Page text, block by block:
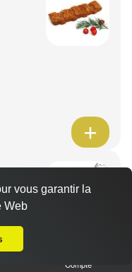
Compte
vous garantir la
Web